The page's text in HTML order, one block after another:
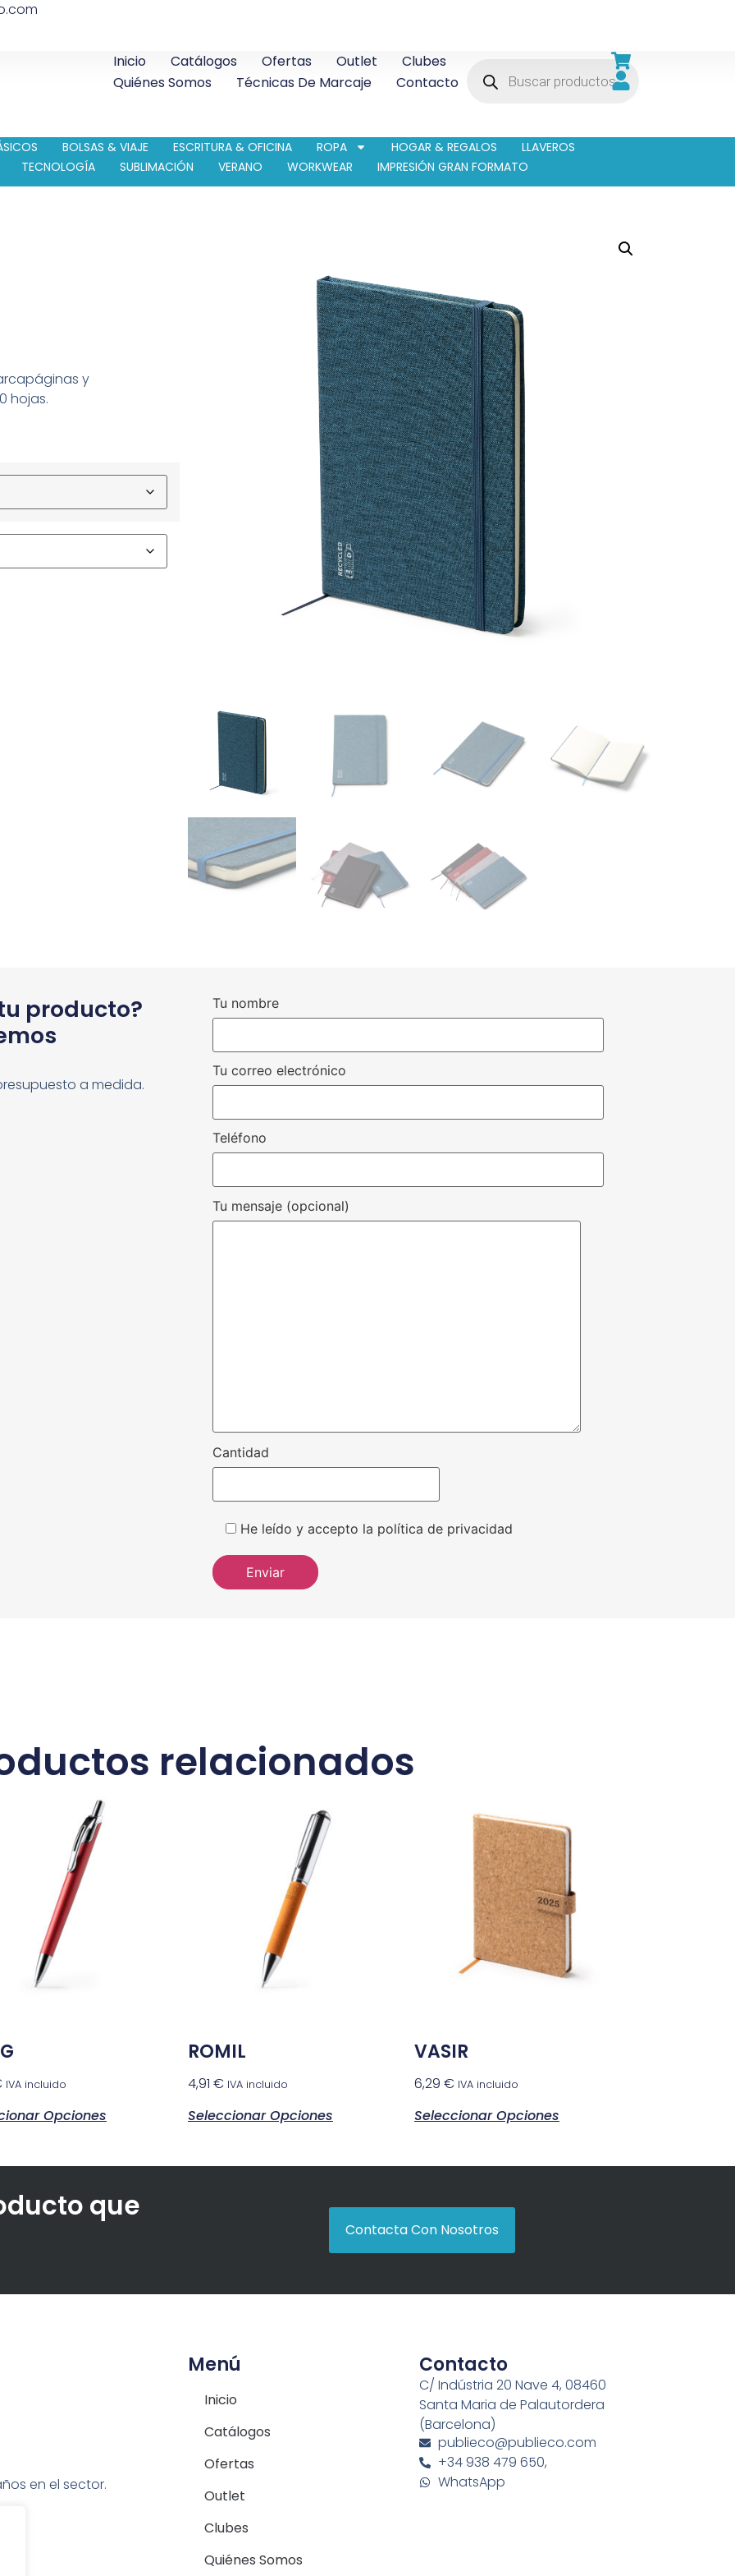
Inicio Catálogos Ofertas Outlet
Clubes
Quiénes Somos
Técnicas De Marcaje Contacto
BOLSAS & VIAJE ESCRITURA & OFICINA ROPA HOGAR & REGALOS
LLAVEROS
TECNOLOGÍA
SUBLIMACIÓN VERANO WORKWEAR IMPRESIÓN GRAN FORMATO
y
hojas.
producto?
a medida.
Tu nombre
Tu correo electrónico
Teléfono
Tu mensaje (opcional)
Cantidad
He leído y accepto la política de privacidad
relacionados
IVA incluido
Opciones
ROMIL
4,91 € IVA incluido
Seleccionar Opciones
VASIR
6,29 € IVA incluido
Seleccionar Opciones
que
Contacta Con Nosotros
en el sector.
Menú
Inicio
Catálogos
Ofertas
Outlet
Clubes
Quiénes Somos
Contacto
C/ Indústria 20 Nave 4, 08460
Santa Maria de Palautordera
(Barcelona)
publieco@publieco.com
+34 938 479 650,
WhatsApp